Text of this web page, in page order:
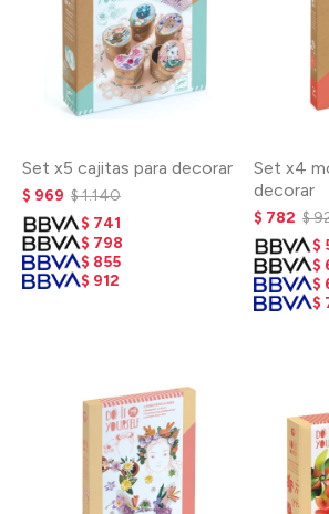
Set x5 cajitas para decorar
$ 969 $1.140
$ 741
$ 798
$ 855
$ 912
Set x4
decorar
$ 782 $
$
$
$
$